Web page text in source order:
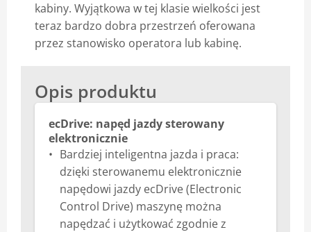
kabiny. Wyjątkowa w tej klasie wielkości jest
teraz bardzo dobra przestrzeń oferowana
przez stanowisko operatora lub kabinę.
Opis produktu
ecDrive: napęd jazdy sterowany
elektronicznie
Bardziej inteligentna jazda i praca:
dzięki sterowanemu elektronicznie
napędowi jazdy ecDrive (Electronic
Control Drive) maszynę można
napędzać i użytkować zgodnie z